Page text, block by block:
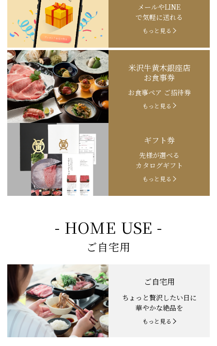
メールやLINE
で気軽に送れる
もっと見る
米沢牛黄木銀座店
お食事券
お食事ペア ご招待券
もっと見る
ギフト券
先様が選べる
カタログギフト
もっと見る
- HOME USE -
ご自宅用
ご自宅用
ちょっと贅沢したい日に
華やかな絶品を
もっと見る